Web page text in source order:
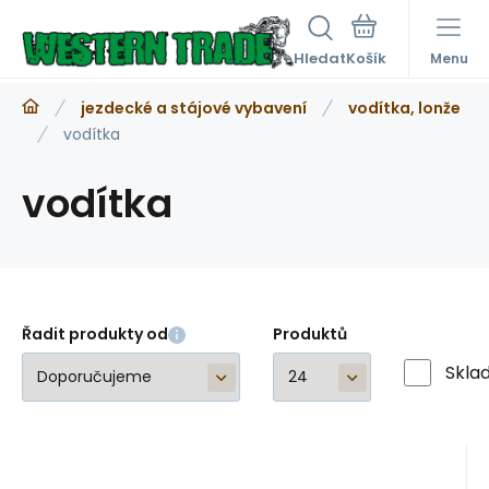
Hledat Menu
jezdecké a stájové vybavení
vodítka, lonže
vodítka
vodítka
Řadit produkty od Produktů